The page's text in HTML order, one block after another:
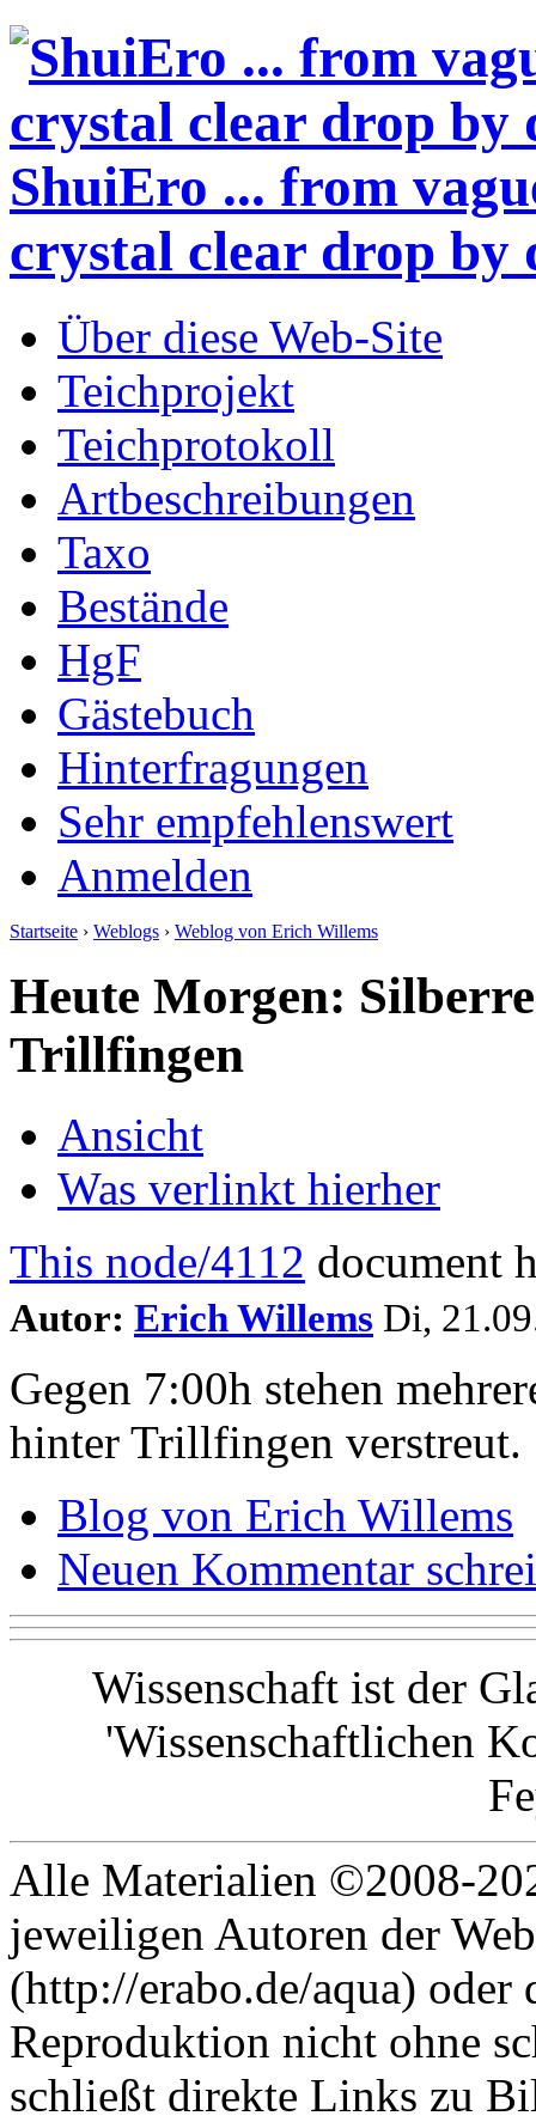
ShuiEro ... from
crystal clear drop by
Über diese Web-Site
Teichprojekt
Teichprotokoll
Artbeschreibungen
Taxo
Bestände
HgF
Gästebuch
Hinterfragungen
Sehr empfehlenswert
Anmelden
Startseite › Weblogs › Weblog von Erich Willems
Heute Morgen:
Trillfingen
Ansicht
Was verlinkt hierher
This node/4112 document
Autor: Erich Willems Di,
Gegen 7:00h stehen
hinter Trillfingen verstreut.
Blog von Erich Willems
Neuen Kommentar
Wissenschaft ist der
'Wissenschaftlichen
Alle Materialien ©2008-
jeweiligen Autoren der
(http://erabo.de/aqua) oder
Reproduktion nicht ohne
schließt direkte Links zu